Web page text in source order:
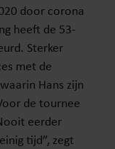
door corona
heeft de 53-
Sterker
met de
Hans zijn
de tournee
eerder
tijd”, zegt